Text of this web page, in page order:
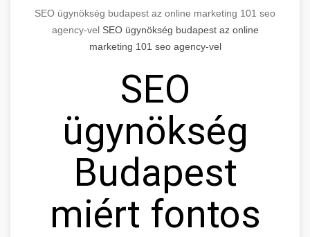
SEO ügynökség budapest az online marketing 101 seo
agency-vel SEO ügynökség budapest az online
marketing 101 seo agency-vel
SEO
ügynökség
Budapest
miért fontos